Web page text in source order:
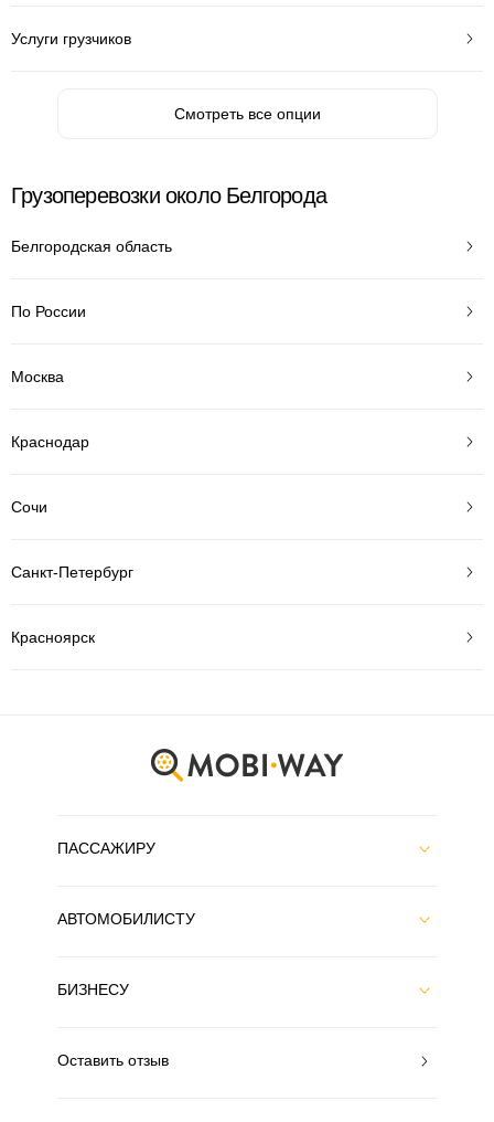
Услуги грузчиков
Смотреть все опции
Грузоперевозки около Белгорода
Белгородская область
По России
Москва
Краснодар
Сочи
Санкт-Петербург
Красноярск
ПАССАЖИРУ
АВТОМОБИЛИСТУ
БИЗНЕСУ
Оставить отзыв